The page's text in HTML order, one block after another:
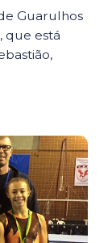
Guarulhos
que está